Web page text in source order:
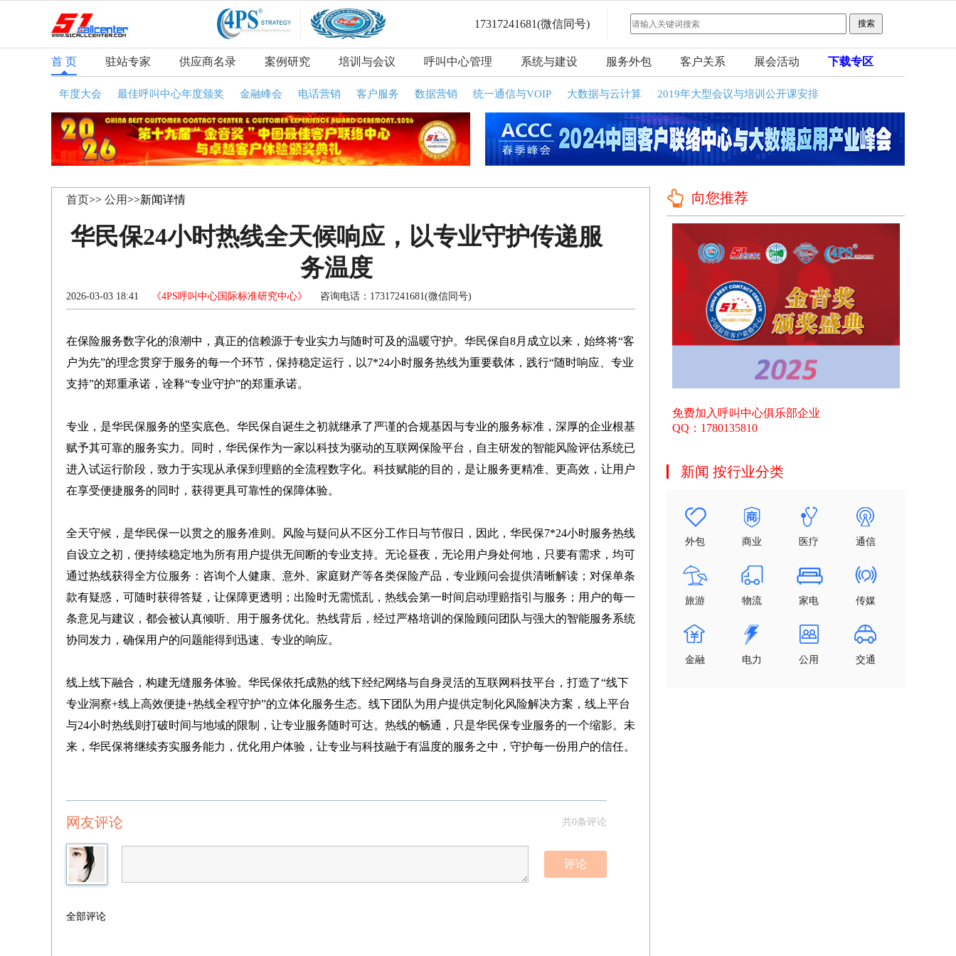
17317241681(微信同号)
首 页 驻站专家 供应商名录 案例研究 培训与会议 呼叫中心管理 系统与建设 服务外包 客户关系 展会活动 下载专区
年度大会 最佳呼叫中心年度颁奖 金融峰会 电话营销 客户服务 数据营销 统一通信与VOIP 大数据与云计算 2019年大型会议与培训公开课安排
首页>> 公用>>新闻详情
华民保24小时热线全天候响应，以专业守护传递服
务温度
2026-03-03 18:41 《4PS呼叫中心国际标准研究中心》 咨询电话：17317241681(微信同号)
在保险服务数字化的浪潮中，真正的信赖源于专业实力与随时可及的温暖守护。华民保自8月成立以来，始终将“客
户为先”的理念贯穿于服务的每一个环节，保持稳定运行，以7*24小时服务热线为重要载体，践行“随时响应、专业
支持”的郑重承诺，诠释“专业守护”的郑重承诺。
专业，是华民保服务的坚实底色。华民保自诞生之初就继承了严谨的合规基因与专业的服务标准，深厚的企业根基
赋予其可靠的服务实力。同时，华民保作为一家以科技为驱动的互联网保险平台，自主研发的智能风险评估系统已
进入试运行阶段，致力于实现从承保到理赔的全流程数字化。科技赋能的目的，是让服务更精准、更高效，让用户
在享受便捷服务的同时，获得更具可靠性的保障体验。
全天守候，是华民保一以贯之的服务准则。风险与疑问从不区分工作日与节假日，因此，华民保7*24小时服务热线
自设立之初，便持续稳定地为所有用户提供无间断的专业支持。无论昼夜，无论用户身处何地，只要有需求，均可
通过热线获得全方位服务：咨询个人健康、意外、家庭财产等各类保险产品，专业顾问会提供清晰解读；对保单条
款有疑惑，可随时获得答疑，让保障更透明；出险时无需慌乱，热线会第一时间启动理赔指引与服务；用户的每一
条意见与建议，都会被认真倾听、用于服务优化。热线背后，经过严格培训的保险顾问团队与强大的智能服务系统
协同发力，确保用户的问题能得到迅速、专业的响应。
线上线下融合，构建无缝服务体验。华民保依托成熟的线下经纪网络与自身灵活的互联网科技平台，打造了“线下
专业洞察+线上高效便捷+热线全程守护”的立体化服务生态。线下团队为用户提供定制化风险解决方案，线上平台
与24小时热线则打破时间与地域的限制，让专业服务随时可达。热线的畅通，只是华民保专业服务的一个缩影。未
来，华民保将继续夯实服务能力，优化用户体验，让专业与科技融于有温度的服务之中，守护每一份用户的信任。
共0条评论
网友评论
评论
全部评论
向您推荐
免费加入呼叫中心俱乐部企业
QQ：1780135810
新闻 按行业分类
外包 商业 医疗 通信
旅游 物流 家电 传媒
金融 电力 公用 交通